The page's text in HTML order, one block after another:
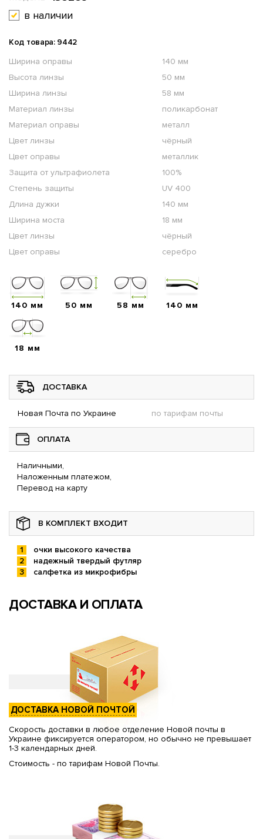
в наличии
Код товара: 9442
Ширина оправы
140 мм
Высота линзы
50 мм
Ширина линзы
58 мм
Материал линзы
поликарбонат
Материал оправы
металл
Цвет линзы
чёрный
Цвет оправы
металлик
Защита от ультрафиолета
100%
Степень защиты
UV 400
Длина дужки
140 мм
Ширина моста
18 мм
Цвет линзы
чёрный
Цвет оправы
серебро
140 мм 50 мм 58 мм 140 мм
18 мм
ДОСТАВКА
Новая Почта по Украине по тарифам почты
ОПЛАТА
Наличными,
Наложенным платежом,
Перевод на карту
В КОМПЛЕКТ ВХОДИТ
очки высокого качества
надежный твердый футляр
салфетка из микрофибры
ДОСТАВКА И ОПЛАТА
ДОСТАВКА НОВОЙ ПОЧТОЙ
Скорость доставки в любое отделение Новой почты в
Украине фиксируется оператором, но обычно не превышает
1-3 календарных дней.
Стоимость - по тарифам Новой Почты.